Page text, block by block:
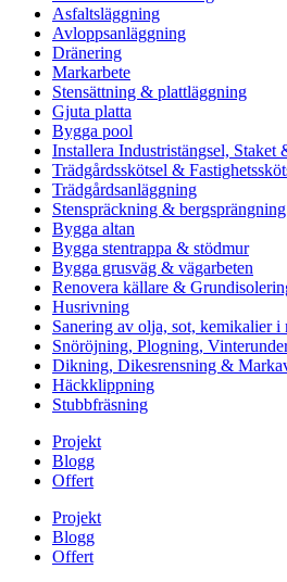
Asfaltsläggning
Avloppsanläggning
Dränering
Markarbete
Stensättning & plattläggning
Gjuta platta
Bygga pool
Installera Industristängsel, Staket
Trädgårdsskötsel &
Trädgårdsanläggning
Stenspräckning & bergsprängning
Bygga altan
Bygga stentrappa & stödmur
Bygga grusväg & vägarbeten
Renovera källare &
Husrivning
Sanering av olja, sot, kemikalier i
Snöröjning, Plogning,
Dikning, Dikesrensning &
Häckklippning
Stubbfräsning
Projekt
Blogg
Offert
Projekt
Blogg
Offert